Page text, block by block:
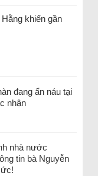
khiến gần
đang ẩn náu tại
nhận
nhà nước
tin bà Nguyễn